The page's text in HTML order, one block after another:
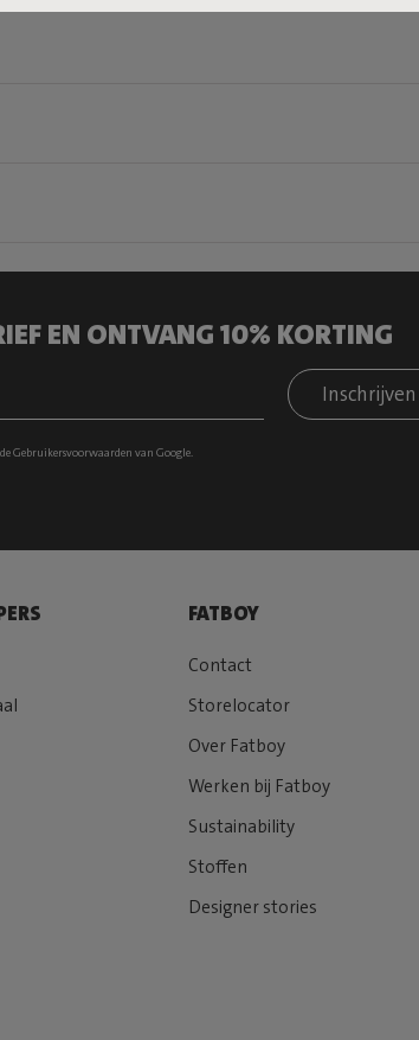
EN ONTVANG 10% KORTING
Inschrijven
Gebruikersvoorwaarden van Google.
FATBOY
Contact
Storelocator
Over Fatboy
Werken bij Fatboy
Sustainability
Stoffen
Designer stories